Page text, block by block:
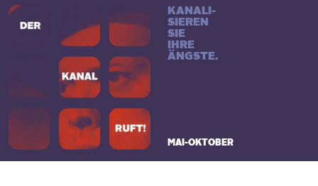
KANALI-
SIEREN
SIE
IHRE
ÄNGSTE.
MAI-OKTOBER